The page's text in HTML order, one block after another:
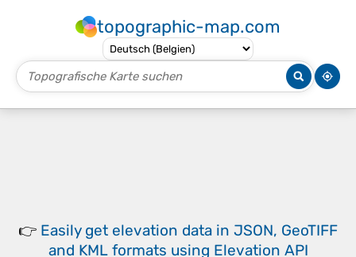
topographic-map.com
👉 Easily get elevation data in JSON, GeoTIFF
and KML formats using Elevation API